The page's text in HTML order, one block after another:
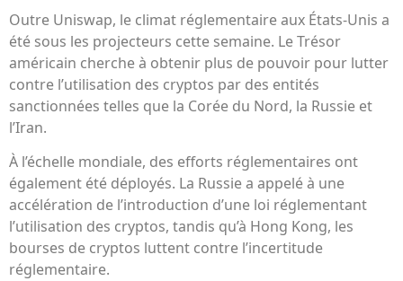
Outre Uniswap, le climat réglementaire aux États-Unis a
été sous les projecteurs cette semaine. Le Trésor
américain cherche à obtenir plus de pouvoir pour lutter
contre l’utilisation des cryptos par des entités
sanctionnées telles que la Corée du Nord, la Russie et
l’Iran.
À l’échelle mondiale, des efforts réglementaires ont
également été déployés. La Russie a appelé à une
accélération de l’introduction d’une loi réglementant
l’utilisation des cryptos, tandis qu’à Hong Kong, les
bourses de cryptos luttent contre l’incertitude
réglementaire.